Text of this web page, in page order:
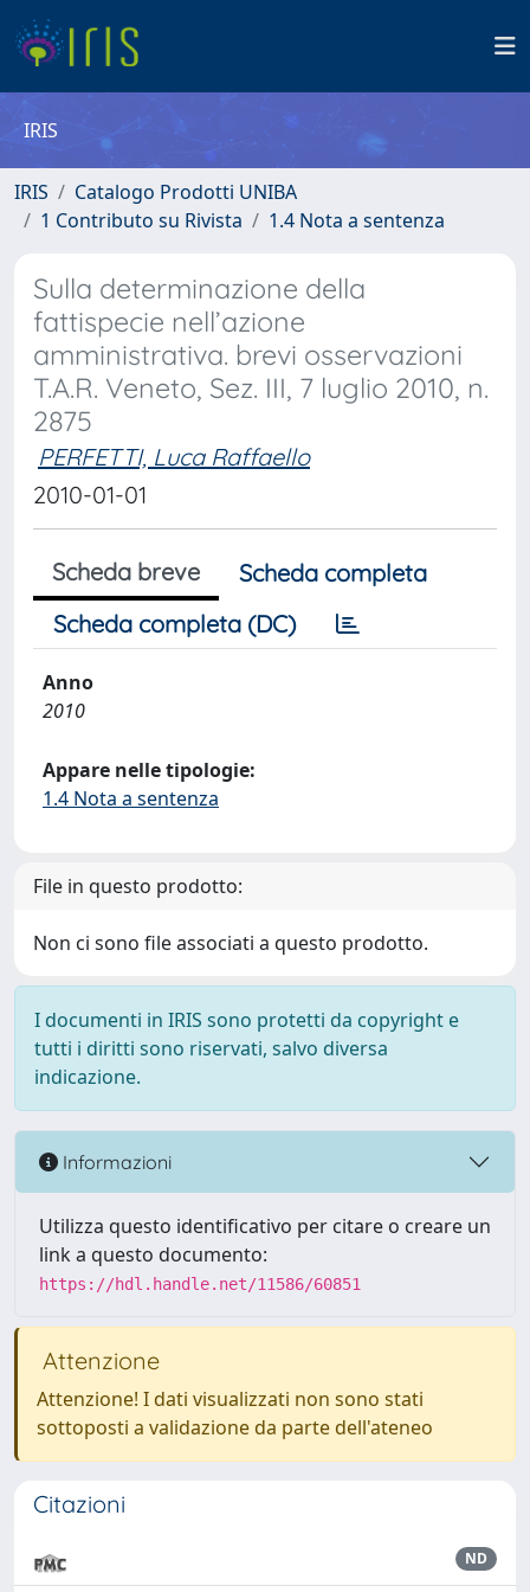
IRIS
IRIS
Catalogo Prodotti UNIBA
1 Contributo su Rivista
1.4 Nota a sentenza
Sulla determinazione della
fattispecie nell’azione
amministrativa. brevi osservazioni
T.A.R. Veneto, Sez. III, 7 luglio 2010, n.
2875
PERFETTI, Luca Raffaello
2010-01-01
Scheda breve
Scheda completa
Scheda completa (DC)
Anno
2010
Appare nelle tipologie:
1.4 Nota a sentenza
File in questo prodotto:
Non ci sono file associati a questo prodotto.
I documenti in IRIS sono protetti da copyright e
tutti i diritti sono riservati, salvo diversa
indicazione.
Informazioni
Utilizza questo identificativo per citare o creare un
link a questo documento:
https://hdl.handle.net/11586/60851
Attenzione
Attenzione! I dati visualizzati non sono stati
sottoposti a validazione da parte dell'ateneo
Citazioni
ND